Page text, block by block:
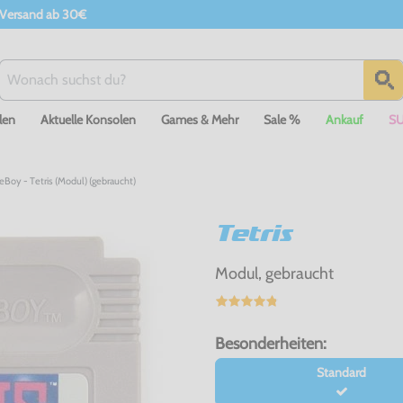
ab 30€
Aktuelle Konsolen Games & Mehr Sale % Ankauf
- Tetris (Modul) (gebraucht)
Tetris
Modul, gebraucht
Besonderheiten:
Standard